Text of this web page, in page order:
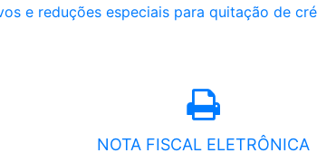
e reduções especiais para quitação de
NOTA FISCAL ELETRÔNICA